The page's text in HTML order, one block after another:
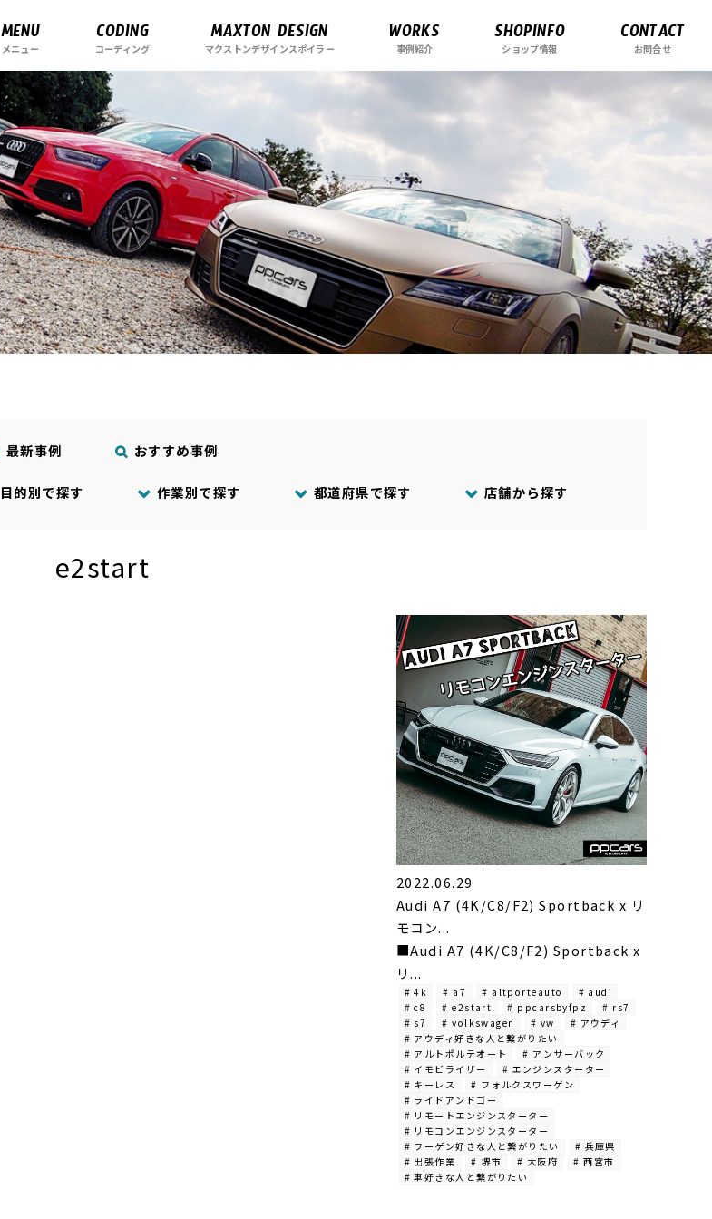
MENU
メニュー CODING
コーディング MAXTON DESIGN
マクストンデザインスポイラー WORKS
事例紹介 SHOPINFO
ショップ情報 CONTACT
お問合せ
最新事例 おすすめ事例
目的別で探す 作業別で探す 都道府県で探す 店舗から探す
e2start
2022.06.29
Audi A7 (4K/C8/F2) Sportback x リ
モコン...
■Audi A7 (4K/C8/F2) Sportback x
リ...
# 4k # a7 # altporteauto
# audi
# c8
# e2start # ppcarsbyfpz
# rs7
# s7
# volkswagen # vw
# アウディ
# アウディ好きな人と繋がりたい
# アルトポルテオート
# アンサーバック
# イモビライザー
# エンジンスターター
# キーレス
# フォルクスワーゲン
# ライドアンドゴー
# リモートエンジンスターター
# リモコンエンジンスターター
# ワーゲン好きな人と繋がりたい
# 兵庫県
# 出張作業
# 堺市 # 大阪府
# 西宮市
# 車好きな人と繋がりたい